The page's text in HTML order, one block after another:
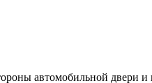
автомобильной двери